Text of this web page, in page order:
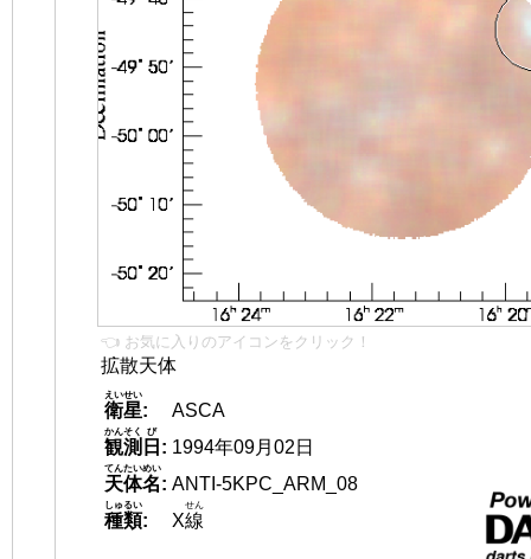
👈 お気に入りのアイコンをクリック！
拡散天体
衛星
えいせい
:
ASCA
観測
かんそく
日
び
: 1994年09月02日
天体名
てんたいめい
: ANTI-5KPC_ARM_08
種類
しゅるい
: X線
せん